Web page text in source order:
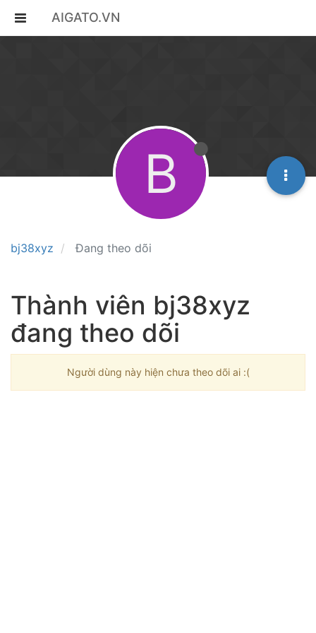
AIGATO.VN
bj38xyz Đang theo dõi
B
Thành viên bj38xyz
đang theo dõi
Người dùng này hiện chưa theo dõi ai :(